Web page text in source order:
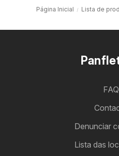
Página Inicial Lista de
FAQ
Denunciar
Lista das